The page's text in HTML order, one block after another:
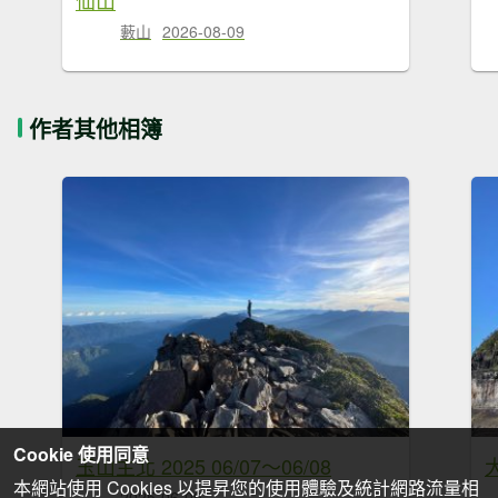
藪山 2026-08-09
作者其他相簿
玉山主北 2025 06/07～06/08
Cookie 使用同意
本網站使用 Cookies 以提昇您的使用體驗及統計網路流量相